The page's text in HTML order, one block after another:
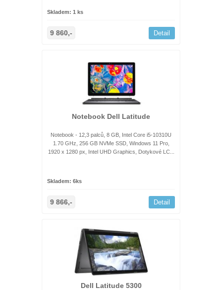
Skladem: 1 ks
9 860,- Detail
Notebook Dell Latitude
Notebook - 12,3 palců, 8 GB, Intel Core i5-10310U
1.70 GHz, 256 GB NVMe SSD, Windows 11 Pro,
1920 x 1280 px, Intel UHD Graphics, Dotykové LC...
Skladem: 6ks
9 866,- Detail
Dell Latitude 5300